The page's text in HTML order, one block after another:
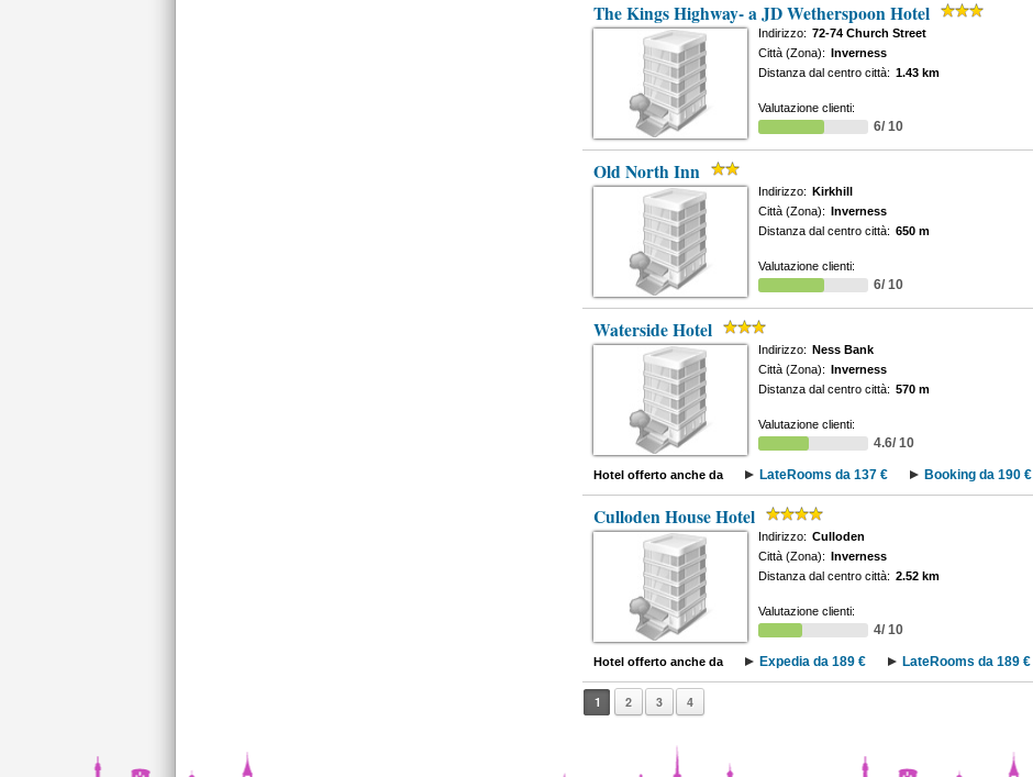
The Kings Highway- a JD Wetherspoon Hotel
Indirizzo: 72-74 Church Street
Città (Zona): Inverness
Distanza dal centro città: 1.43 km
Valutazione clienti:
6/ 10
Old North Inn
Indirizzo: Kirkhill
Città (Zona): Inverness
Distanza dal centro città: 650 m
Valutazione clienti:
6/ 10
Waterside Hotel
Indirizzo: Ness Bank
Città (Zona): Inverness
Distanza dal centro città: 570 m
Valutazione clienti:
4.6/ 10
Hotel offerto anche da LateRooms da 137 € Booking da 190 €
Culloden House Hotel
Indirizzo: Culloden
Città (Zona): Inverness
Distanza dal centro città: 2.52 km
Valutazione clienti:
4/ 10
Hotel offerto anche da Expedia da 189 € LateRooms da 189 €
1 2 3 4